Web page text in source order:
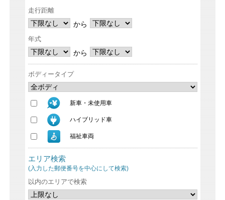
走行距離
から
年式
から
ボディータイプ
新車・未使用車
ハイブリッド車
福祉車両
エリア検索
(入力した郵便番号を中心にして検索)
以内のエリアで検索